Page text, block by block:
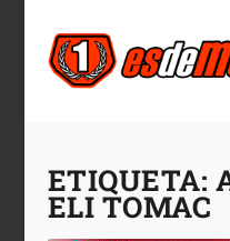
ETIQUETA:
ELI TOMAC